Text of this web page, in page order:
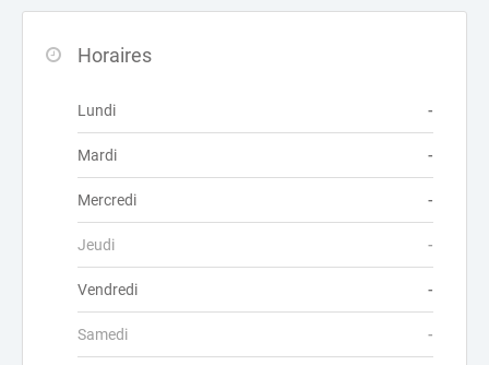
Horaires
Lundi -
Mardi -
Mercredi -
Jeudi -
Vendredi -
Samedi -